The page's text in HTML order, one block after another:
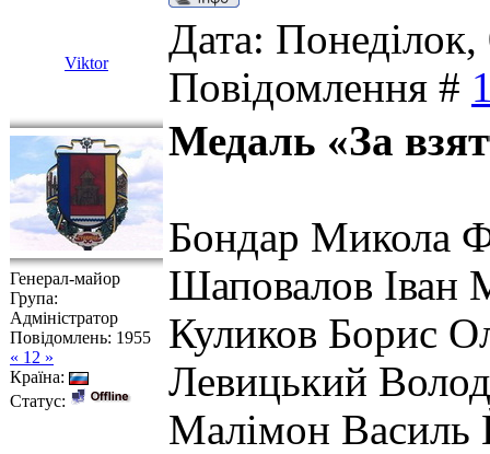
Viktor
Дата:
Повідомлення #
Генерал-майор
Група:
Адміністратор
Повідомлень: 1955
« 12 »
Країна:
Статус:
Медаль «За
Бондар Микола
Шаповалов Іван
Куликов Борис
Левицький
Малімон Василь